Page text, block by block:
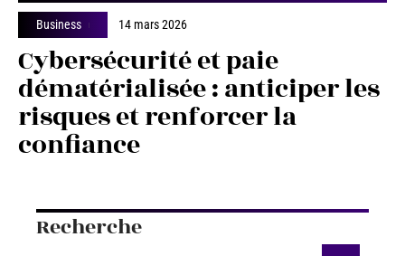
Business 14 mars 2026
Cybersécurité et paie
dématérialisée : anticiper les
risques et renforcer la
confiance
Recherche